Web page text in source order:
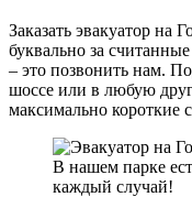
Заказать эвакуатор на
буквально за
– это позвонить нам.
шоссе или в любую
максимально короткие
В нашем парке
каждый случай!